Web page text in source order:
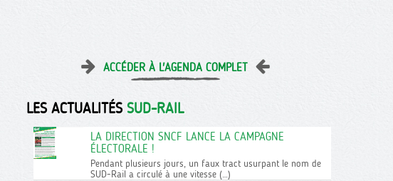
ACCÉDER À L'AGENDA COMPLET
LES ACTUALITÉS SUD-RAIL
LA DIRECTION SNCF LANCE LA CAMPAGNE
ÉLECTORALE !
Pendant plusieurs jours, un faux tract usurpant le nom de
SUD-Rail a circulé à une vitesse (…)